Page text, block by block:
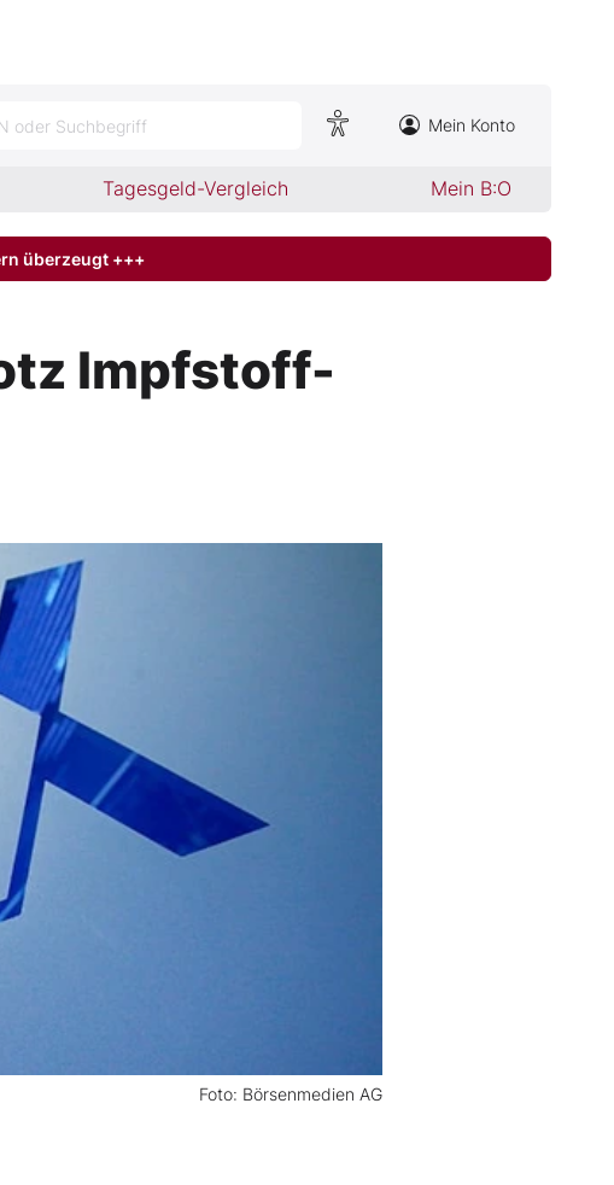
oder Suchbegriff Mein Konto
Tagesgeld-Vergleich Mein B:O
überzeugt +++
Impfstoff-
Foto: Börsenmedien AG